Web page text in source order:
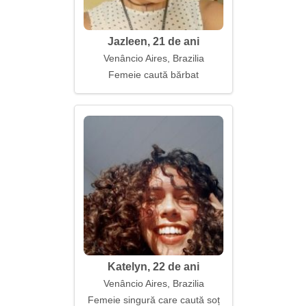
Jazleen, 21 de ani
Venâncio Aires, Brazilia
Femeie caută bărbat
Katelyn, 22 de ani
Venâncio Aires, Brazilia
Femeie singură care caută soț